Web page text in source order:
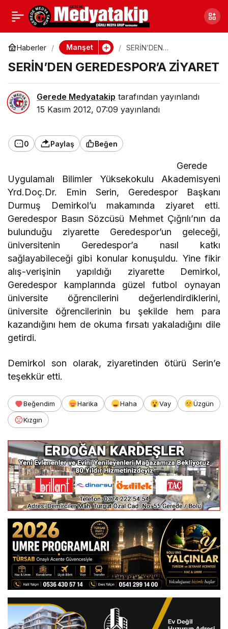
Haberler Manşet
SERİN’DEN
SERİN’DEN GEREDESPOR’A ZİYARET
Gerede Medyatakip tarafından yayınlandı
15 Kasım 2012, 07:09 yayınlandı
0 Paylaş Beğen
Gerede
Uygulamalı Bilimler Yüksekokulu Akademisyeni
Yrd.Doç.Dr. Emin Serin, Geredespor Başkanı
Durmuş Demirkol’u makamında ziyaret etti.
Geredespor Basın Sözcüsü Mehmet Çığrılı’nın da
bulunduğu ziyarette Geredespor’un geleceği,
üniversitenin Geredespor’a nasıl katkı
sağlayabileceği gibi konular konuşuldu. Yine fikir
alış-verişinin yapıldığı ziyarette Demirkol,
Geredespor kamplarında güzel futbol oynayan
üniversite öğrencilerini değerlendirdiklerini,
üniversite öğrencilerinin bu şekilde hem para
kazandığını hem de okuma fırsatı yakaladığını dile
getirdi.
Demirkol son olarak, ziyaretinden ötürü Serin’e
teşekkür etti.
Beğendim Harika Haha Vay
Üzgün
Kızgın
GEREDE’NİN BAŞBUĞU
HAYATINI KAYBETTİ
Paylaş